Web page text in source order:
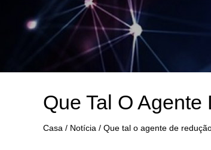
Que Tal O
Casa / Notícia / Que tal o agente de